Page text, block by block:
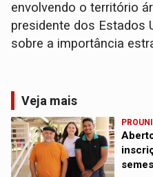
envolvendo o território
presidente dos Estados
sobre a importância
Veja mais